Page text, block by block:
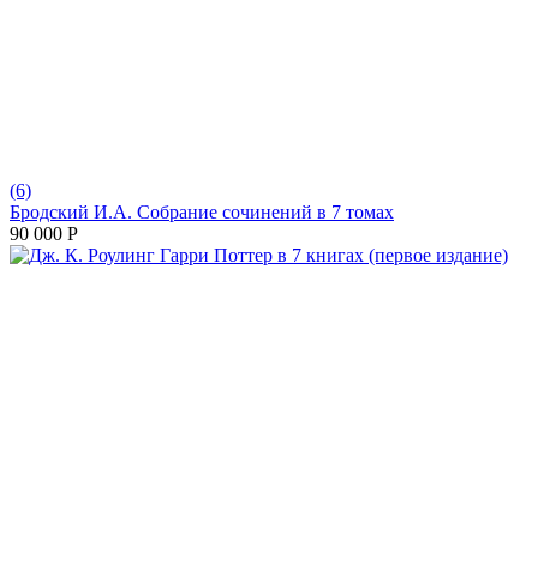
(6)
Бродский И.А. Собрание сочинений в 7 томах
90 000 Р